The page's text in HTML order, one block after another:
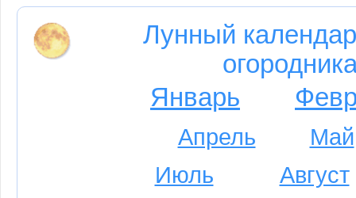
Лунный
Январь
Апрель
Май
Июль
Август